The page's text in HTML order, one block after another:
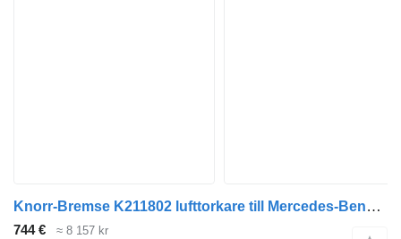
Knorr-Bremse K211802 lufttorkare till Mercedes-Benz Atego, Atego 2, Atego 3 (1996-) lastbil
744 € ≈ 8 157 kr